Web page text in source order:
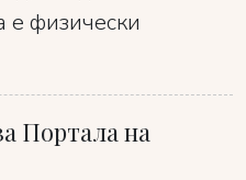
е физически
Портала на